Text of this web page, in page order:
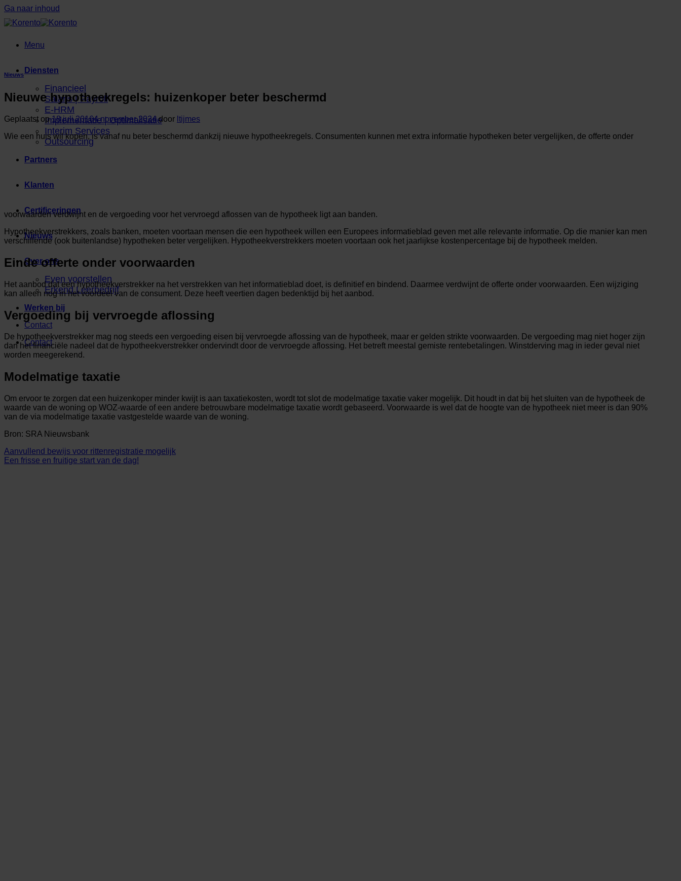
Ga naar inhoud
Menu
Diensten
Financieel
Salaris | Payroll
E-HRM
Implementatie | Optimalisatie
Interim Services
Outsourcing
Partners
Klanten
Certificeringen
Nieuws
Over ons
Even voorstellen
Erkend Leerbedrijf
Werken bij
Contact
Contact
Nieuws
Nieuwe hypotheekregels: huizenkoper beter beschermd
Geplaatst op18 juli 20164 november 2024 door ltijmes
Wie een huis wil kopen, is vanaf nu beter beschermd dankzij nieuwe hypotheekregels. Consumenten kunnen met extra informatie hypotheken beter vergelijken, de offerte onder
voorwaarden verdwijnt en de vergoeding voor het vervroegd aflossen van de hypotheek ligt aan banden.
Hypotheekverstrekkers, zoals banken, moeten voortaan mensen die een hypotheek willen een Europees informatieblad geven met alle relevante informatie. Op die manier kan men
verschillende (ook buitenlandse) hypotheken beter vergelijken. Hypotheekverstrekkers moeten voortaan ook het jaarlijkse kostenpercentage bij de hypotheek melden.
Einde offerte onder voorwaarden
Het aanbod dat een hypotheekverstrekker na het verstrekken van het informatieblad doet, is definitief en bindend. Daarmee verdwijnt de offerte onder voorwaarden. Een wijziging
kan alleen nog in het voordeel van de consument. Deze heeft veertien dagen bedenktijd bij het aanbod.
Vergoeding bij vervroegde aflossing
De hypotheekverstrekker mag nog steeds een vergoeding eisen bij vervroegde aflossing van de hypotheek, maar er gelden strikte voorwaarden. De vergoeding mag niet hoger zijn
dan het financiële nadeel dat de hypotheekverstrekker ondervindt door de vervroegde aflossing. Het betreft meestal gemiste rentebetalingen. Winstderving mag in ieder geval niet
worden meegerekend.
Modelmatige taxatie
Om ervoor te zorgen dat een huizenkoper minder kwijt is aan taxatiekosten, wordt tot slot de modelmatige taxatie vaker mogelijk. Dit houdt in dat bij het sluiten van de hypotheek de
waarde van de woning op WOZ-waarde of een andere betrouwbare modelmatige taxatie wordt gebaseerd. Voorwaarde is wel dat de hoogte van de hypotheek niet meer is dan 90%
van de via modelmatige taxatie vastgestelde waarde van de woning.
Bron: SRA Nieuwsbank
Aanvullend bewijs voor rittenregistratie mogelijk
Een frisse en fruitige start van de dag!